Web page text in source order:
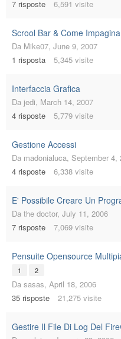
7 risposte 6,591 visite
Scrool Bar & Come
Da Mike07, June 9, 2007
1 risposta 5,345 visite
Interfaccia Grafica
Da jedi, March 14, 2007
4 risposte 5,779 visite
Gestione Accessi
Da madonialuca, September 4,
4 risposte 6,338 visite
E' Possibile Creare Un
Da the doctor, July 11, 2006
7 risposte 7,069 visite
Pensuite Opensource
1 2
Da sasas, April 18, 2006
35 risposte 21,275 visite
Gestire Il File Di Log Del